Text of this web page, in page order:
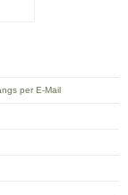
per E-Mail